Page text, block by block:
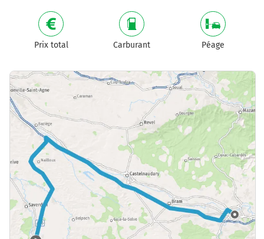
Prix total Carburant Péage